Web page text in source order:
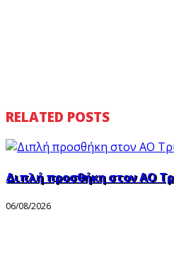
RELATED POSTS
Διπλή προσθήκη στον ΑΟ
06/08/2026